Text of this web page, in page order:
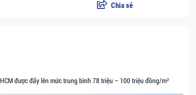
Chia sẻ
được đẩy lên mức trung bình 78 triệu – 100 triệu đồng/m²